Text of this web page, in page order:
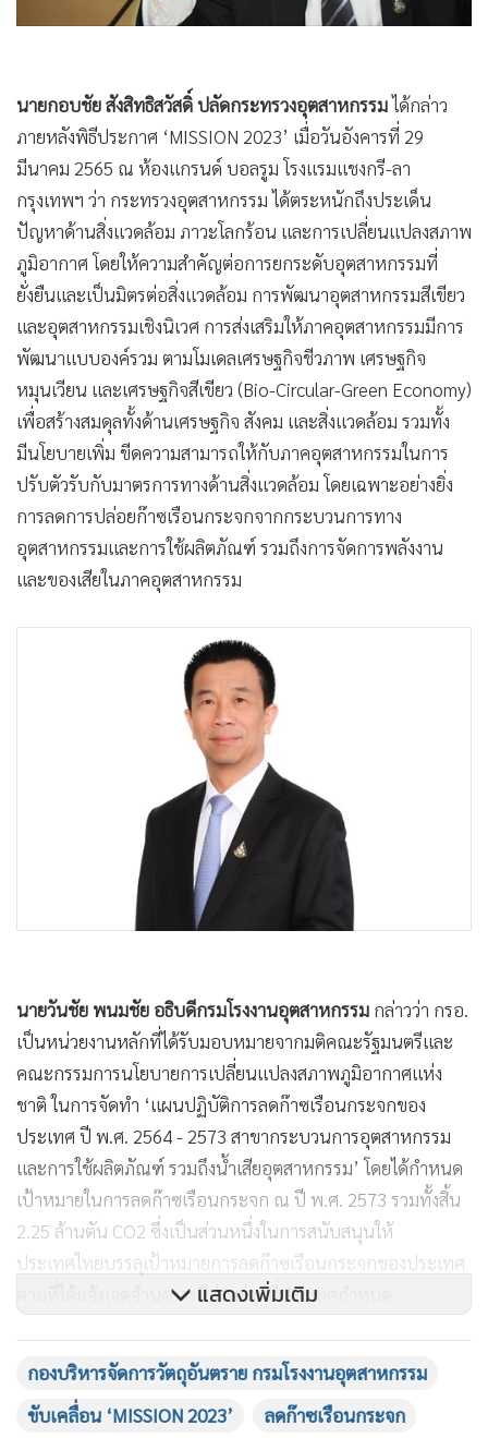
Gotomanager
นายกอบชัย สังสิทธิสวัสดิ์ ปลัดกระทรวงอุตสาหกรรมได้กล่าว
ภายหลังพิธีประกาศ ‘MISSION 2023’ เมื่อวันอังคารที่ 29
มีนาคม 2565 ณ ห้องแกรนด์ บอลรูม โรงแรมแชงกรี-ลา
กรุงเทพฯ ว่า กระทรวงอุตสาหกรรม ได้ตระหนักถึงประเด็น
ปัญหาด้านสิ่งแวดล้อม ภาวะโลกร้อน และการเปลี่ยนแปลงสภาพ
ภูมิอากาศ โดยให้ความสำคัญต่อการยกระดับอุตสาหกรรมที่
ยั่งยืนและเป็นมิตรต่อสิ่งแวดล้อม การพัฒนาอุตสาหกรรมสีเขียว
และอุตสาหกรรมเชิงนิเวศ การส่งเสริมให้ภาคอุตสาหกรรมมีการ
พัฒนาแบบองค์รวม ตามโมเดลเศรษฐกิจชีวภาพ เศรษฐกิจ
หมุนเวียน และเศรษฐกิจสีเขียว (Bio-Circular-Green Economy)
เพื่อสร้างสมดุลทั้งด้านเศรษฐกิจ สังคม และสิ่งแวดล้อม รวมทั้ง
มีนโยบายเพิ่ม ขีดความสามารถให้กับภาคอุตสาหกรรมในการ
ปรับตัวรับกับมาตรการทางด้านสิ่งแวดล้อม โดยเฉพาะอย่างยิ่ง
การลดการปล่อยก๊าซเรือนกระจกจากกระบวนการทาง
อุตสาหกรรมและการใช้ผลิตภัณฑ์ รวมถึงการจัดการพลังงาน
และของเสียในภาคอุตสาหกรรม
นายวันชัย พนมชัย อธิบดีกรมโรงงานอุตสาหกรรม กล่าวว่า กรอ.
เป็นหน่วยงานหลักที่ได้รับมอบหมายจากมติคณะรัฐมนตรีและ
คณะกรรมการนโยบายการเปลี่ยนแปลงสภาพภูมิอากาศแห่ง
ชาติ ในการจัดทำ ‘แผนปฏิบัติการลดก๊าซเรือนกระจกของ
ประเทศ ปี พ.ศ. 2564 - 2573 สาขากระบวนการอุตสาหกรรม
และการใช้ผลิตภัณฑ์ รวมถึงน้ำเสียอุตสาหกรรม’ โดยได้กำหนด
เป้าหมายในการลดก๊าซเรือนกระจก ณ ปี พ.ศ. 2573 รวมทั้งสิ้น
2.25 ล้านตัน CO2 ซึ่งเป็นส่วนหนึ่งในการสนับสนุนให้
ประเทศไทยบรรลุเป้าหมายการลดก๊าซเรือนกระจกของประเทศ
ตามที่ได้แจ้งเจตจำนงการมีส่วนร่วมที่ประเทศกำหนด
ตกลงที่ร้อยละ 20 - 25 ซึ่งมาตรการทดแทนปูนเม็ด เป็นหนึ่งใน
มาตรการหลักภายใต้แผนปฏิบัติการลดก๊าซเรือนกระจกดังกล่าว
แสดงเพิ่มเติม
กองบริหารจัดการวัตถุอันตราย กรมโรงงานอุตสาหกรรม
ขับเคลื่อน ‘MISSION 2023’
ลดก๊าซเรือนกระจก